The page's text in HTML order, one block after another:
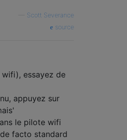
Scott Severance
source
essayez de
appuyez sur
le pilote wifi
facto standard